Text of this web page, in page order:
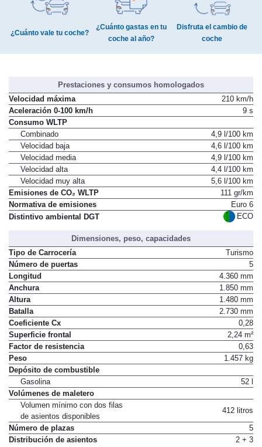
¿Cuánto gastas en tu
Disfruta el cambio de
Prestaciones y consumos homologados
Velocidad máxima
210 km/h
Aceleración 0-100 km/h
Consumo WLTP
Combinado
4,9 l/100 km
Velocidad baja
4,6 l/100 km
Velocidad media
4,9 l/100 km
Velocidad alta
4,4 l/100 km
Velocidad muy alta
5,6 l/100 km
Emisiones de CO₂ WLTP
111 gr/km
Normativa de emisiones
Euro 6
Dimensiones, peso, capacidades
Tipo de Carrocería
Turismo
Número de puertas
5
Longitud
4.360 mm
Anchura
1.850 mm
Altura
1.480 mm
Batalla
2.730 mm
Coeficiente Cx
0,28
Superficie frontal
2,24 m²
Factor de resistencia
0,63
Peso
Depósito de combustible
Gasolina
Volúmenes de maletero
Volumen mínimo con dos filas
de asientos disponibles
Número de plazas
5